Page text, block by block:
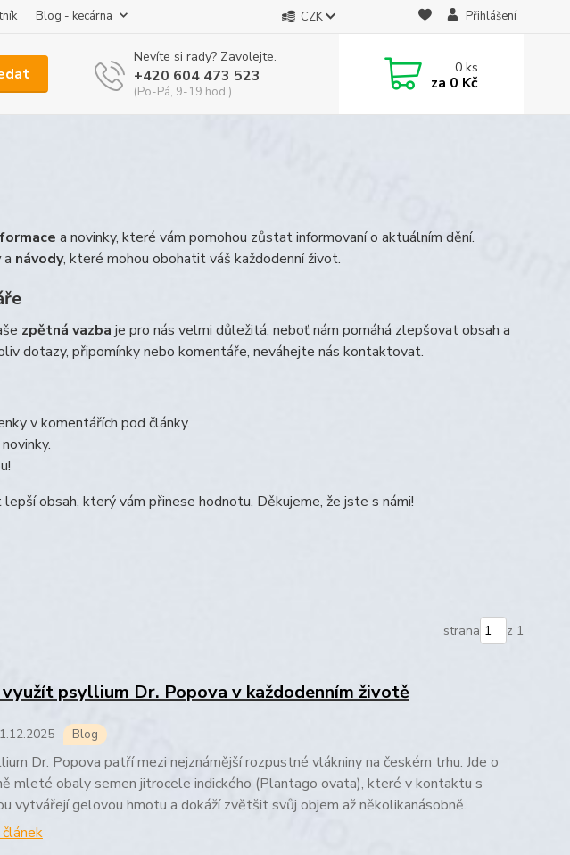
Blog - kecárna CZK Přihlášení
Nevíte si rady? Zavolejte.
+420 604 473 523
(Po-Pá, 9-19 hod.)
0ks
za 0 Kč
a novinky, které vám pomohou zůstat informovaní o aktuálním dění.
a návody, které mohou obohatit váš každodenní život.
zpětná vazba je pro nás velmi důležitá, neboť nám pomáhá zlepšovat obsah a
dotazy, připomínky nebo komentáře, neváhejte nás kontaktovat.
v komentářích pod články.
obsah, který vám přinese hodnotu. Děkujeme, že jste s námi!
strana z 1
využít psyllium Dr. Popova v každodenním životě
.12.2025 Blog
Dr. Popova patří mezi nejznámější rozpustné vlákniny na českém trhu. Jde o
mleté obaly semen jitrocele indického (Plantago ovata), které v kontaktu s
vytvářejí gelovou hmotu a dokáží zvětšit svůj objem až několikanásobně.